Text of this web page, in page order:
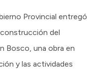
Provincial entregó
del
Bosco, una obra en
y las actividades